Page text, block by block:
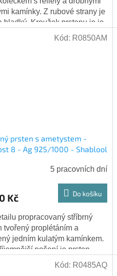
kamínky. Z rubové strany je
hladký. Kroužek prstenu je je
ale pevný, a proto je...
prsten s ametystem -
8 - Ag 925/1000 - Shablool
5 pracovních dní
Kč Do košíku
propracovaný stříbrný
tvořený proplétáním a
jedním kulatým kamínkem.
nošení je prsten
do dlaně. Kámen: ametyst -
Kód: R0850AM
Kód: R0485AQ